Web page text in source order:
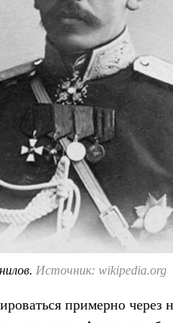
Источник: wikipedia.org
примерно через